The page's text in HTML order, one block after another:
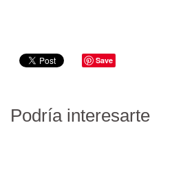
Save
Podría interesarte